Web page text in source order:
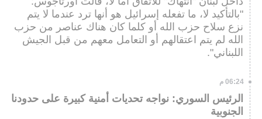
"بالتأكيد لا، ما تفعله إسرائيل هو أنها ترد عندما لا يتم
نزع سلاح حزب الله أو كلما كان هناك عناصر من حزب
الله لم يتم اعتقالهم أو التعامل معهم من قبل الجيش
اللبناني".
06:24 م
الرئيس السوري: نواجه تحديات أمنية كبيرة على حدودنا
الجنوبية